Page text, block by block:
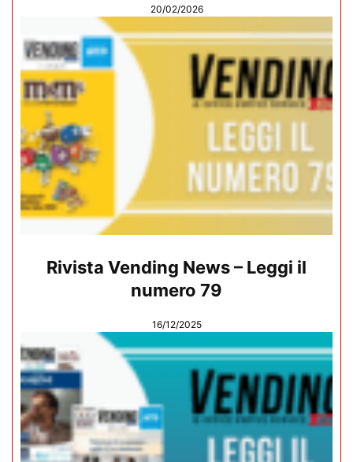
20/02/2026
Rivista Vending News – Leggi il
numero 79
16/12/2025